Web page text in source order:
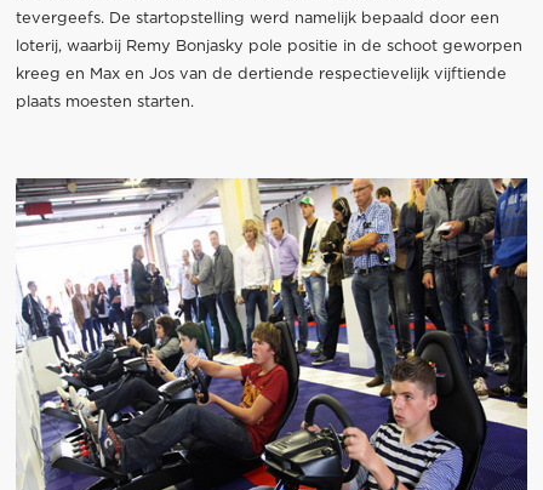
tevergeefs. De startopstelling werd namelijk bepaald door een
loterij, waarbij Remy Bonjasky pole positie in de schoot geworpen
kreeg en Max en Jos van de dertiende respectievelijk vijftiende
plaats moesten starten.